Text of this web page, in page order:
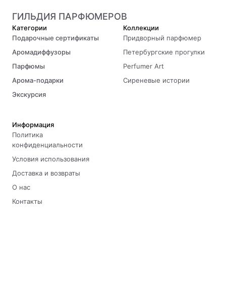
ГИЛЬДИЯ ПАРФЮМЕРОВ
Категории
Подарочные сертификаты
Аромадиффузоры
Парфюмы
Арома-подарки
Экскурсия
Коллекции
Придворный парфюмер
Петербургские прогулки
Perfumer Art
Сиреневые истории
Информация
Политика
конфиденциальности
Условия использования
Доставка и возвраты
О нас
Контакты